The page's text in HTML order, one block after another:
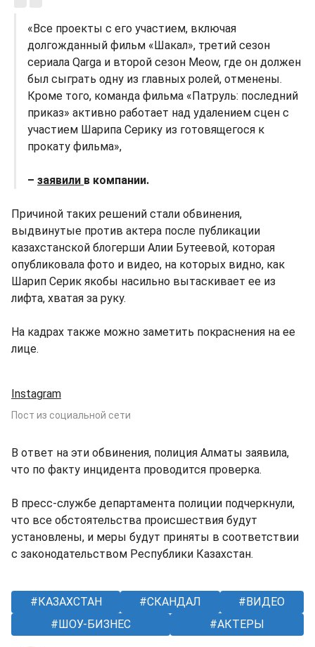
«Все проекты с его участием, включая
долгожданный фильм «Шакал», третий сезон
сериала Qarga и второй сезон Meow, где он должен
был сыграть одну из главных ролей, отменены.
Кроме того, команда фильма «Патруль: последний
приказ» активно работает над удалением сцен с
участием Шарипа Серику из готовящегося к
прокату фильма»,
– заявили в компании.
Причиной таких решений стали обвинения,
выдвинутые против актера после публикации
казахстанской блогерши Алии Бутеевой, которая
опубликовала фото и видео, на которых видно, как
Шарип Серик якобы насильно вытаскивает ее из
лифта, хватая за руку.
На кадрах также можно заметить покраснения на ее
лице.
Instagram
Пост из социальной сети
В ответ на эти обвинения, полиция Алматы заявила,
что по факту инцидента проводится проверка.
В пресс-службе департамента полиции подчеркнули,
что все обстоятельства происшествия будут
установлены, и меры будут приняты в соответствии
с законодательством Республики Казахстан.
КАЗАХСТАН СКАНДАЛ
ВИДЕО
ШОУ-БИЗНЕС
АКТЕРЫ